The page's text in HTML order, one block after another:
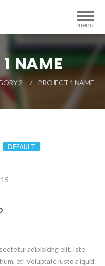
NAME
2 PROJECT 1 NAME
DEFAULT
adipisicing elit. Iste
et! Voluptate iusto aliquid